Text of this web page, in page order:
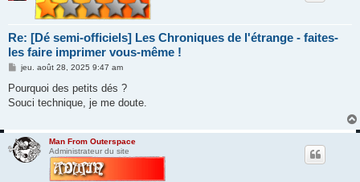
Re: [Dé semi-officiels] Les Chroniques de l'étrange - faites-
les faire imprimer vous-même !
M
s
a
jeu. août 28, 2025 9:47 am
Pourquoi des petits dés ?
Souci technique, je me doute.
Man From Outerspace
Administrateur du site